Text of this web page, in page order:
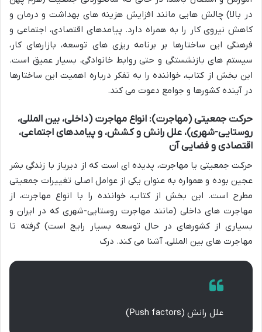
در بالا) چالش هایی مانند افزایش هزینه های بهداشت و درمان و
کاهش نیروی کار را به همراه دارد. پیامدهای اقتصادی، اجتماعی و
فرهنگی این ساختارها بر برنامه ریزی های توسعه، بازارهای کار،
سیستم های بازنشستگی و حتی روابط خانوادگی، بسیار عمیق است.
این بخش از کتاب، خواننده را به تفکر درباره اهمیت این ساختارها
در آینده کشورها و جوامع دعوت می کند.
حرکت جمعیتی (مهاجرت): انواع مهاجرت (داخلی، بین المللی،
روستایی-شهری)، علل رانش و کشش، و پیامدهای اجتماعی،
اقتصادی و فضایی آن
حرکت جمعیتی یا مهاجرت، پدیده ای است که از دیرباز با زندگی بشر
عجین بوده و همواره به عنوان یکی از عوامل اصلی تغییرات جمعیتی
مطرح است. این بخش از کتاب، خواننده را با انواع مهاجرت، از
مهاجرت های داخلی (مانند مهاجرت روستایی-شهری که در ایران و
بسیاری از کشورهای در حال توسعه بسیار رایج است) گرفته تا
مهاجرت های بین المللی، آشنا می کند. درک
علل رانش (Push factors)